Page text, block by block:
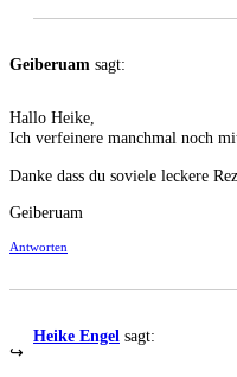
Geiberuam sagt:
Hal­lo Heike,
Ich ver­fei­ne­re manch­mal noch
Dan­ke dass du sovie­le lecke­re
Gei­be­ruam
Antworten
Heike Engel sagt: